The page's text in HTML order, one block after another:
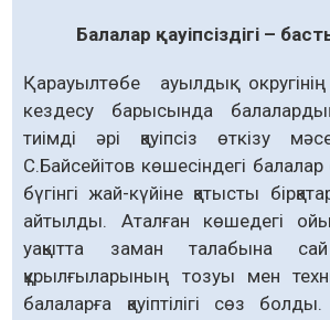
Балалар қауіпсіздігі –
Қарауылтөбе ауылдық
кездесу барысында
тиімді әрі қауіпсіз өткізу
С.Байсейітов көшесіндегі
бүгінгі жай-күйіне қатысты
айтылды. Аталған көшедегі
уақытта заман талабына
құрылғыларының тозуы мен
балаларға қауіптілігі сөз